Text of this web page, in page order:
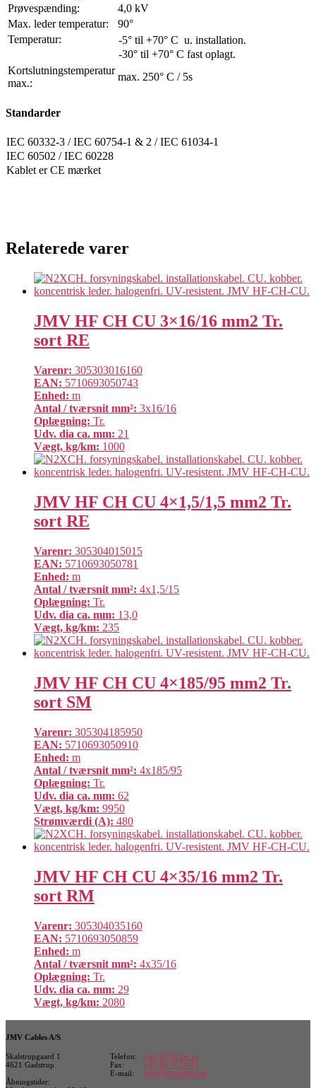
Prøvespænding:
4,0 kV
Max. leder temperatur:
90°
Temperatur:
-5° til +70° C u. installation.
-30° til +70° C fast oplagt.
Kortslutningstemperatur
max.:
max. 250° C / 5s
Standarder
IEC 60332-3 / IEC 60754-1 & 2 / IEC 61034-1
IEC 60502 / IEC 60228
Kablet er CE mærket
Relaterede varer
JMV HF CH CU 3×16/16 mm2 Tr.
sort RE
Varenr: 305303016160
EAN: 5710693050743
Enhed: m
Antal / tværsnit mm²: 3x16/16
Oplægning: Tr.
Udv. dia ca. mm: 21
Vægt, kg/km: 1000
JMV HF CH CU 4×1,5/1,5 mm2 Tr.
sort RE
Varenr: 305304015015
EAN: 5710693050781
Enhed: m
Antal / tværsnit mm²: 4x1,5/15
Oplægning: Tr.
Udv. dia ca. mm: 13,0
Vægt, kg/km: 235
JMV HF CH CU 4×185/95 mm2 Tr.
sort SM
Varenr: 305304185950
EAN: 5710693050910
Enhed: m
Antal / tværsnit mm²: 4x185/95
Oplægning: Tr.
Udv. dia ca. mm: 62
Vægt, kg/km: 9950
Strømværdi (A): 480
JMV HF CH CU 4×35/16 mm2 Tr.
sort RM
Varenr: 305304035160
EAN: 5710693050859
Enhed: m
Antal / tværsnit mm²: 4x35/16
Oplægning: Tr.
Udv. dia ca. mm: 29
Vægt, kg/km: 2080
JMV Cables A/S
Skalstrupgaard 1
4621 Gadstrup
Telefon:
Fax:
E-mail:
+45 46 76 14 14
+45 46 76 14 15
info@jmvcables.dk
Åbningstider: